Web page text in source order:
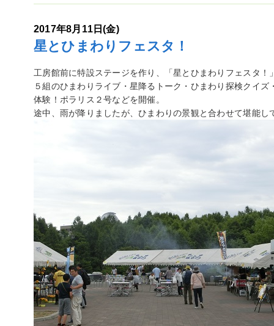
2017年8月11日(金)
星とひまわりフェスタ！
工房館前に特設ステージを作り、「星とひまわりフェスタ！
５組のひまわりライブ・星降るトーク・ひまわり探検クイズ
体験！ポラリス２号などを開催。
途中、雨が降りましたが、ひまわりの景観と合わせて堪能し